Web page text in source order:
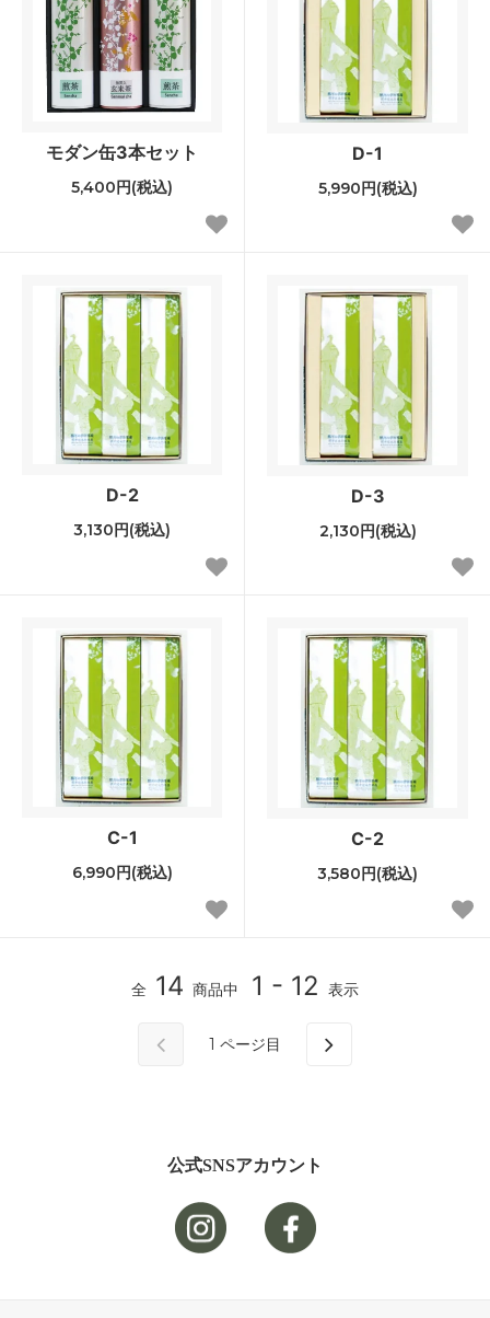
モダン缶3本セット
5,400円(税込)
D-1
5,990円(税込)
D-2
3,130円(税込)
D-3
2,130円(税込)
C-1
6,990円(税込)
C-2
3,580円(税込)
全 14 商品中 1 - 12 表示
1 ページ目
公式SNSアカウント